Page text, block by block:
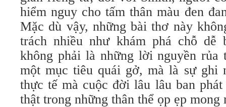
hiểm nguy cho tấm thân màu đen
Mặc dù vậy, những bài thơ này
trách nhiều như khám phá chỗ dễ
không phải là những lời nguyền rủa
một mục tiêu quái gở, mà là sự ghi
thực tế mà cuộc đời lâu lâu ban
thật trong những thân thể ọp ẹp mong